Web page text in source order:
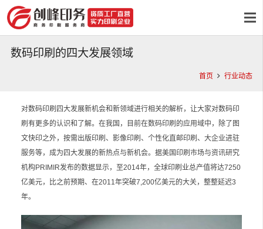
数码印刷的四大发展领域
首页 行业动态
对数码印刷四大发展新机会和新领域进行相关的解析，让大家对数码印
刷有更多的认识和了解。在我国，目前在数码印刷的应用域中，除了图
文快印之外，按需出版印刷、影像印刷、个性化直邮印刷、大企业进驻
服务等，成为四大发展的新热点与新机会。据美国印刷市场与资讯研究
机构PRIMIR发布的数据显示，至2014年，全球印刷业总产值将达7250
亿美元，比之前预期、在2011年突破7,200亿美元的大关，整整延迟3
年。